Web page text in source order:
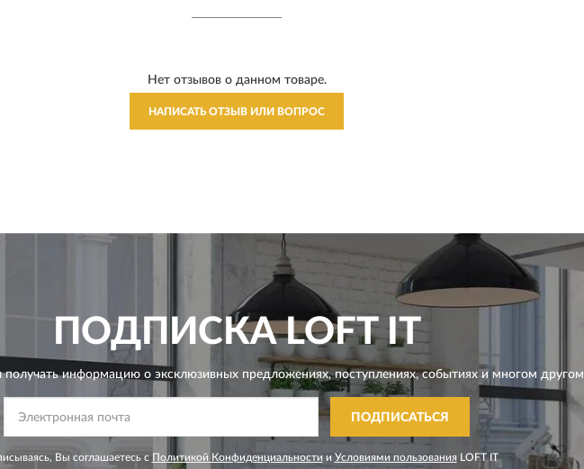
Нет отзывов о данном товаре.
НАПИСАТЬ ОТЗЫВ ИЛИ ВОПРОС
ПОДПИСКАLOFT IT
информацию о эксклюзивных предложениях,поступлениях, событиях и многом другом
ПОДПИСАТЬСЯ
Вы соглашаетесь с Политикой Конфиденциальности и Условиями пользования LOFT IT